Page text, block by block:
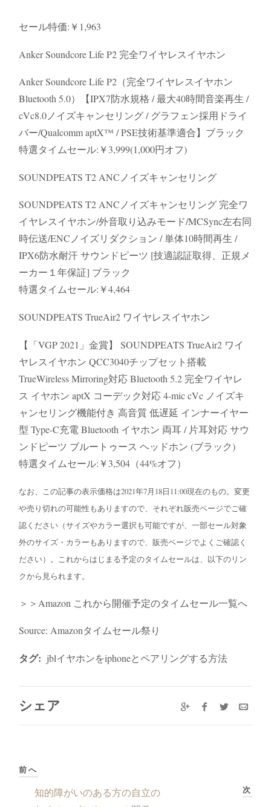
セール特価:￥1,963
Anker Soundcore Life P2 完全ワイヤレスイヤホン
Anker Soundcore Life P2（完全ワイヤレスイヤホン
Bluetooth 5.0）【IPX7防水規格 / 最大40時間音楽再生 /
cVc8.0ノイズキャンセリング / グラフェン採用ドライ
バー/Qualcomm aptX™ / PSE技術基準適合】ブラック
特選タイムセール:￥3,999(1,000円オフ)
SOUNDPEATS T2 ANCノイズキャンセリング
SOUNDPEATS T2 ANCノイズキャンセリング 完全ワ
イヤレスイヤホン/外音取り込みモード/MCSync左右同
時伝送/ENCノイズリダクション / 単体10時間再生 /
IPX6防水耐汗 サウンドピーツ [技適認証取得、正規メ
ーカー１年保証] ブラック
特選タイムセール:￥4,464
SOUNDPEATS TrueAir2 ワイヤレスイヤホン
【「VGP 2021」金賞】 SOUNDPEATS TrueAir2 ワイ
ヤレスイヤホン QCC3040チップセット搭載
TrueWireless Mirroring対応 Bluetooth 5.2 完全ワイヤレ
ス イヤホン aptX コーデック対応 4-mic cVc ノイズキ
ャンセリング機能付き 高音質 低遅延 インナーイヤー
型 Type-C充電 Bluetooth イヤホン 両耳 / 片耳対応 サウ
ンドピーツ ブルートゥース ヘッドホン (ブラック)
特選タイムセール:￥3,504（44%オフ）
なお、この記事の表示価格は2021年7月18日11:00現在のもの。変更
や売り切れの可能性もありますので、それぞれ販売ページでご確
認ください（サイズやカラー選択も可能ですが、一部セール対象
外のサイズ・カラーもありますので、販売ページでよくご確認く
ださい）。これからはじまる予定のタイムセールは、以下のリン
クから見られます。
＞＞Amazon これから開催予定のタイムセール一覧へ
Source: Amazonタイムセール祭り
タグ: jblイヤホンをiphoneとペアリングする方法
シェア
前へ
知的障がいのある方の自立の
次